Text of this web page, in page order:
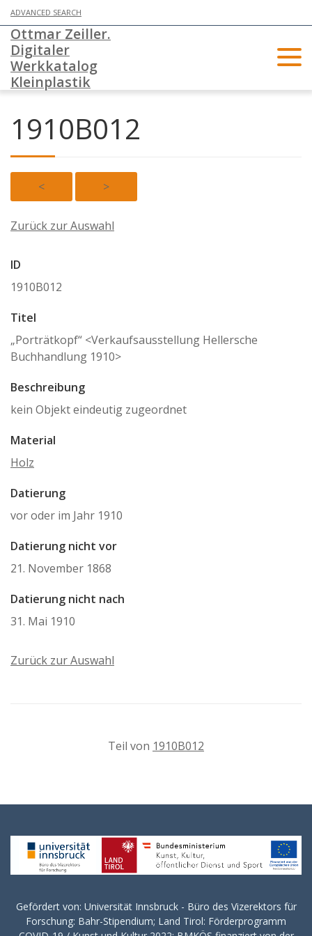
ADVANCED SEARCH
Ottmar Zeiller.
Digitaler
Werkkatalog
Kleinplastik
1910B012
< >
Zurück zur Auswahl
ID
1910B012
Titel
„Porträtkopf“ <Verkaufsausstellung Hellersche
Buchhandlung 1910>
Beschreibung
kein Objekt eindeutig zugeordnet
Material
Holz
Datierung
vor oder im Jahr 1910
Datierung nicht vor
21. November 1868
Datierung nicht nach
31. Mai 1910
Zurück zur Auswahl
Teil von 1910B012
Gefördert von: Universität Innsbruck - Büro des Vizerektors für
Forschung: Bahr-Stipendium; Land Tirol: Förderprogramm